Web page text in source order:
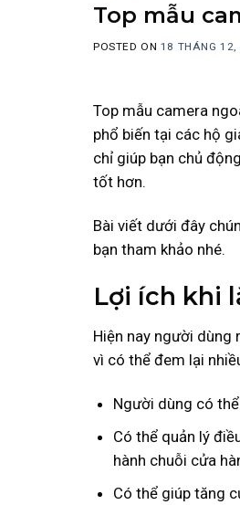
Top mẫu
POSTED ON 18 THÁNG 12,
Top mẫu camera
phổ biến tại các hộ
chỉ giúp bạn chủ
tốt hơn.
Bài viết dưới đây
bạn tham khảo nhé.
Lợi ích khi
Hiện nay người dùng
vì có thể đem lại
Người dùng có
Có thể quản lý
hành chuỗi cửa
Có thể giúp tăng